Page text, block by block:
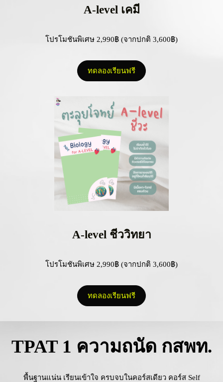
A-level เคมี
โปรโมชันพิเศษ 2,990฿ (จากปกติ 3,600฿)
ทดลองเรียนฟรี
A-level ชีววิทยา
โปรโมชันพิเศษ 2,990฿ (จากปกติ 3,600฿)
ทดลองเรียนฟรี
TPAT 1 ความถนัด กสพท.
พื้นฐานแน่น เรียนเข้าใจ ครบจบในคอร์สเดียว คอร์ส Self